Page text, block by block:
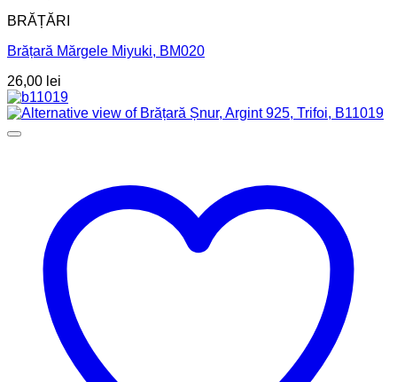
BRĂȚĂRI
Brățară Mărgele Miyuki, BM020
26,00 lei